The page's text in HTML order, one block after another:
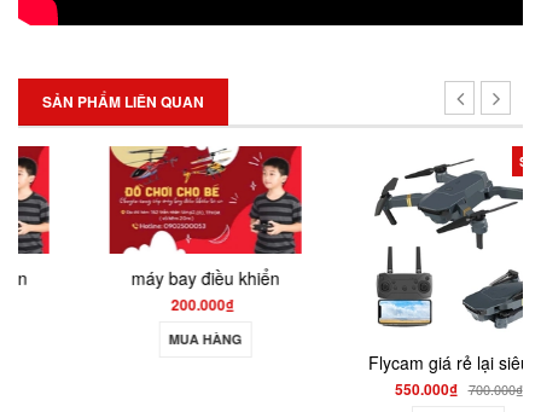
SẢN PHẨM LIÊN QUAN
máy bay điều khiển
200.000₫
MUA HÀNG
SALE
Flycam giá rẻ lại siêu bền , drone quay phim giữ độ cao go home S158
550.000₫ 700.000₫